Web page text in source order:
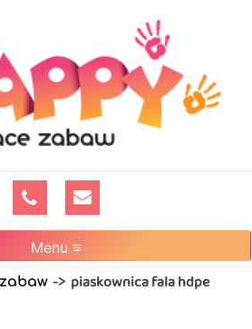
Menu ≡
-> piaskownica fala hdpe